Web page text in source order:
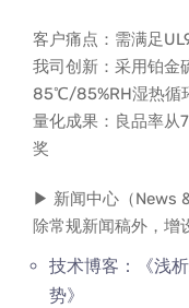
客户痛点：需满足
我司创新：采用铂金
85℃/85%RH湿热循
量化成果：良品率从
奖
▶ 新闻中心（News
除常规新闻稿外，增
技术博客：《浅
势》